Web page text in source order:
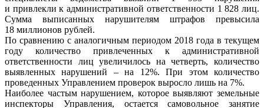
и привлекли к административной ответственности 1 828 лиц.
Сумма выписанных нарушителям штрафов превысила
18 миллионов рублей.
По сравнению с аналогичным периодом 2018 года в текущем
году количество привлеченных к административной
ответственности лиц увеличилось на четверть, количество
выявленных нарушений – на 12%. При этом количество
проведенных Управлением проверок выросло лишь на 7%.
Наиболее частым нарушением, которое выявляют земельные
инспекторы Управления, остается самовольное занятие